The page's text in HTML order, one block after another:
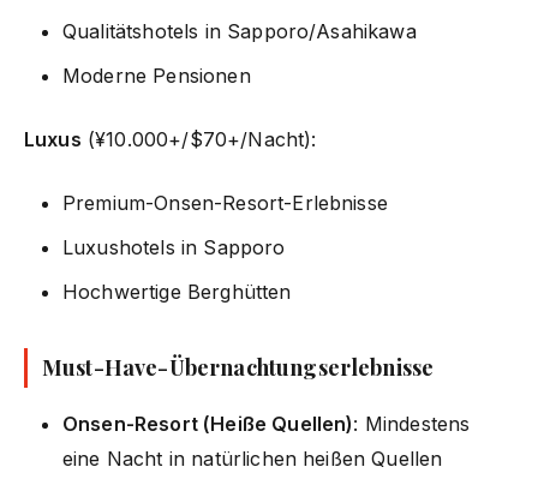
Qualitätshotels in Sapporo/Asahikawa
Moderne Pensionen
Luxus (¥10.000+/$70+/Nacht):
Premium-Onsen-Resort-Erlebnisse
Luxushotels in Sapporo
Hochwertige Berghütten
Must-Have-Übernachtungserlebnisse
Onsen-Resort (Heiße Quellen): Mindestens
eine Nacht in natürlichen heißen Quellen